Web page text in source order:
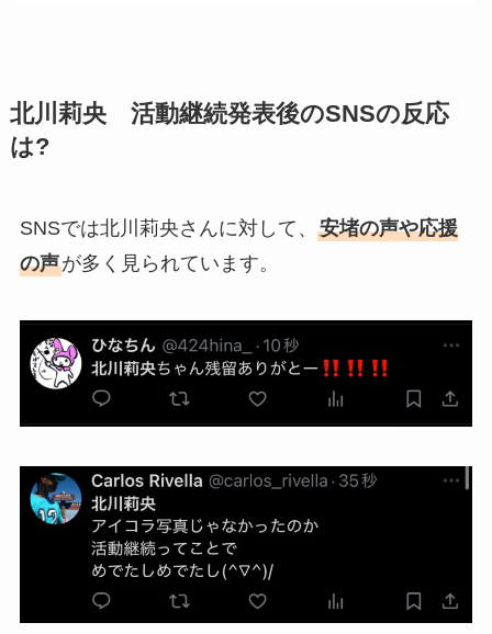
北川莉央 活動継続発表後のSNSの反応
は?
SNSでは北川莉央さんに対して、 安堵の声や応援
の声が多く見られています。